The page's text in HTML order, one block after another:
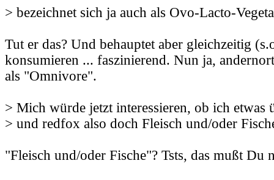
> bezeichnet sich ja auch als Ovo-Lacto-
Tut er das? Und behauptet aber gleichzeitig
konsumieren ... faszinierend. Nun ja,
als "Omnivore".
> Mich würde jetzt interessieren, ob ich etwas
> und redfox also doch Fleisch und/oder
"Fleisch und/oder Fische"? Tsts, das mußt Du